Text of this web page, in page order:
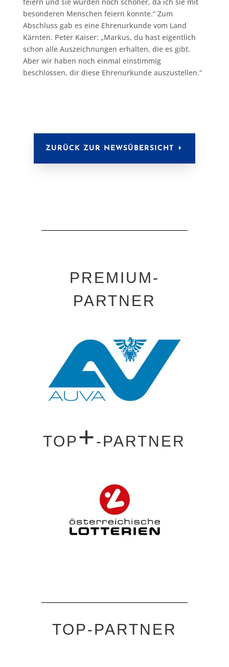
besonderen Menschen feiern konnte.“ Zum
Abschluss gab es eine Ehrenurkunde vom Land
Kärnten. Peter Kaiser: „Markus, du hast eigentlich
schon alle Auszeichnungen erhalten, die es gibt.
Aber wir haben noch einmal einstimmig
beschlossen, dir diese Ehrenurkunde auszustellen.“
ZURÜCK ZUR NEWSÜBERSICHT
PREMIUM-
PARTNER
TOP+-PARTNER
TOP-PARTNER